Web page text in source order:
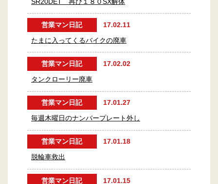
SR20DET 再び１８０SX解体
営業マン日記 17.02.11
たまに入ってくるバイクの廃車
営業マン日記 17.02.02
タンクローリー廃車
営業マン日記 17.01.27
毎週木曜日のナンバープレート外し
営業マン日記 17.01.18
脱輪車救出
営業マン日記 17.01.15